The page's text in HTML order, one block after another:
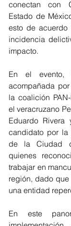
conectan con
Estado de
esto de
incidencia
impacto.
En el evento,
acompañada
la coalición
el veracruzano
Eduardo Rivera
candidato por la
de la Ciudad
quienes
trabajar en
región, dado
una entidad
En este